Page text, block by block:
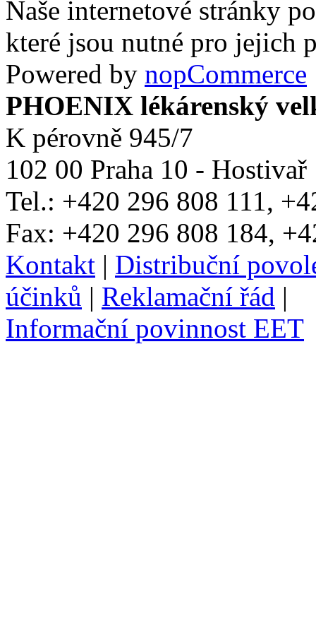
Naše internetové stránky
které jsou nutné pro jejich
Powered by nopCommerce
PHOENIX lékárenský
K pérovně 945/7
102 00 Praha 10 - Hostivař
Tel.: +420 296 808 111,
Fax: +420 296 808 184,
Kontakt | Distribuční
účinků | Reklamační řád |
Informační povinnost EET